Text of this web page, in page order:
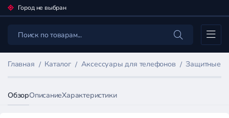
Город не выбран
Каталог
Главная Каталог Аксессуары для телефонов Защитные
ОбзорОписаниеХарактеристики